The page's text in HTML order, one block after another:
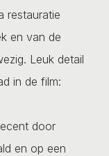
restauratie
en van de
Leuk detail
in de film:
door
en op een